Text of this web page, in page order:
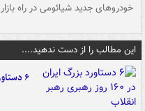
خودروهای جدید شیائومی در راه بازار
این مطالب را از دست ندهید....
۶ دستاورد بزرگ ایران در ۱۶۰ روز رهبری رهبر انقلاب